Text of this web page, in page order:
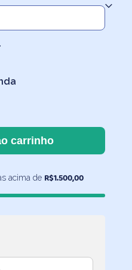
carrinho
acima de R$1.500,00